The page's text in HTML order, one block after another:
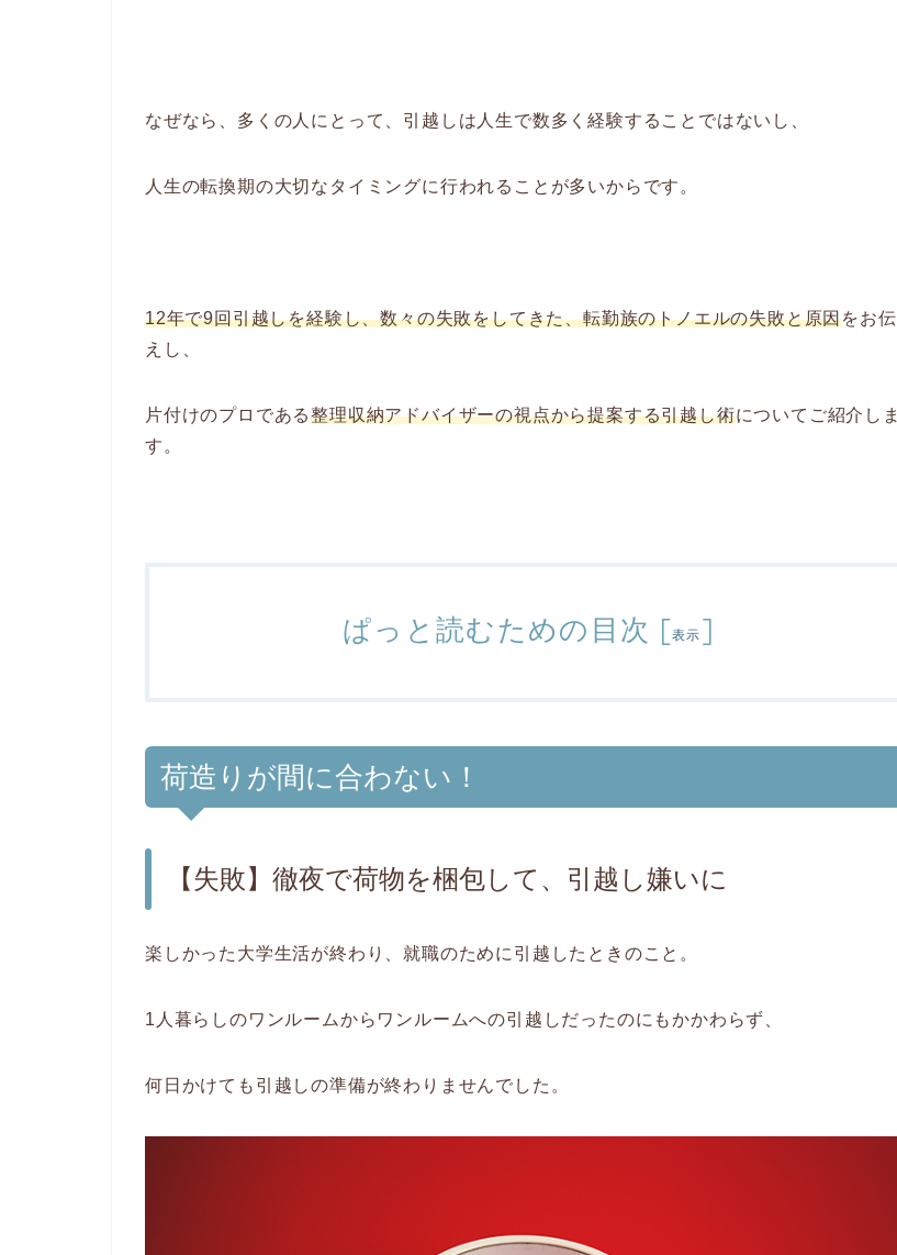
なぜなら、多くの人にとって、引越しは人生で数多く経験することではないし、
人生の転換期の大切なタイミングに行われることが多いからです。
12年で9回引越しを経験し、数々の失敗をしてきた、転勤族のトノエルの失敗と原因をお伝
えし、
片付けのプロである整理収納アドバイザーの視点から提案する引越し術についてご紹介しま
す。
ぱっと読むための目次 [表示 ]
荷造りが間に合わない！
【失敗】徹夜で荷物を梱包して、引越し嫌いに
楽しかった大学生活が終わり、就職のために引越したときのこと。
1人暮らしのワンルームからワンルームへの引越しだったのにもかかわらず、
何日かけても引越しの準備が終わりませんでした。